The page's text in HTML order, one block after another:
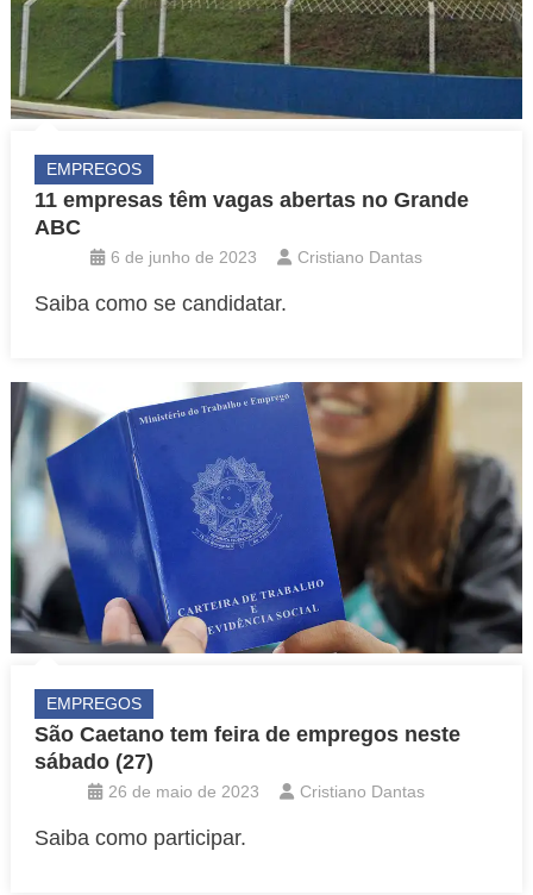
EMPREGOS
11 empresas têm vagas abertas no Grande
ABC
6 de junho de 2023 Cristiano Dantas
Saiba como se candidatar.
EMPREGOS
São Caetano tem feira de empregos neste
sábado (27)
26 de maio de 2023 Cristiano Dantas
Saiba como participar.